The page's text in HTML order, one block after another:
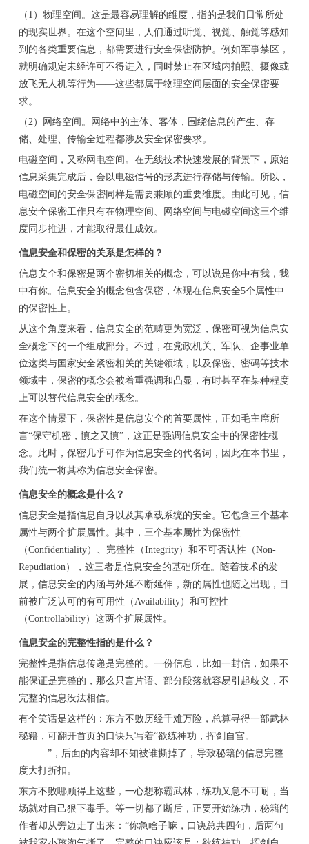
（1）物理空间。这是最容易理解的维度，指的是我们日常所处
的现实世界。在这个空间里，人们通过听觉、视觉、触觉等感知
到的各类重要信息，都需要进行安全保密防护。例如军事禁区，
就明确规定未经许可不得进入，同时禁止在区域内拍照、摄像或
放飞无人机等行为——这些都属于物理空间层面的安全保密要
求。
（2）网络空间。网络中的主体、客体，围绕信息的产生、存
储、处理、传输全过程都涉及安全保密要求。
电磁空间，又称网电空间。在无线技术快速发展的背景下，原始
信息采集完成后，会以电磁信号的形态进行存储与传输。所以，
电磁空间的安全保密同样是需要兼顾的重要维度。由此可见，信
息安全保密工作只有在物理空间、网络空间与电磁空间这三个维
度同步推进，才能取得最佳成效。
信息安全和保密的关系是怎样的？
信息安全和保密是两个密切相关的概念，可以说是你中有我，我
中有你。信息安全的概念包含保密，体现在信息安全5个属性中
的保密性上。
从这个角度来看，信息安全的范畴更为宽泛，保密可视为信息安
全概念下的一个组成部分。不过，在党政机关、军队、企事业单
位这类与国家安全紧密相关的关键领域，以及保密、密码等技术
领域中，保密的概念会被着重强调和凸显，有时甚至在某种程度
上可以替代信息安全的概念。
在这个情景下，保密性是信息安全的首要属性，正如毛主席所
言“保守机密，慎之又慎”，这正是强调信息安全中的保密性概
念。此时，保密几乎可作为信息安全的代名词，因此在本书里，
我们统一将其称为信息安全保密。
信息安全的概念是什么？
信息安全是指信息自身以及其承载系统的安全。它包含三个基本
属性与两个扩展属性。其中，三个基本属性为保密性
（Confidentiality）、完整性（Integrity）和不可否认性（Non-
Repudiation），这三者是信息安全的基础所在。随着技术的发
展，信息安全的内涵与外延不断延伸，新的属性也随之出现，目
前被广泛认可的有可用性（Availability）和可控性
（Controllability）这两个扩展属性。
信息安全的完整性指的是什么？
完整性是指信息传递是完整的。一份信息，比如一封信，如果不
能保证是完整的，那么只言片语、部分段落就容易引起歧义，不
完整的信息没法相信。
有个笑话是这样的：东方不败历经千难万险，总算寻得一部武林
秘籍，可翻开首页的口诀只写着“欲练神功，挥剑自宫。
………”，后面的内容却不知被谁撕掉了，导致秘籍的信息完整
度大打折扣。
东方不败哪顾得上这些，一心想称霸武林，练功又急不可耐，当
场就对自己狠下毒手。等一切都了断后，正要开始练功，秘籍的
作者却从旁边走了出来：“你急啥子嘛，口诀总共四句，后两句